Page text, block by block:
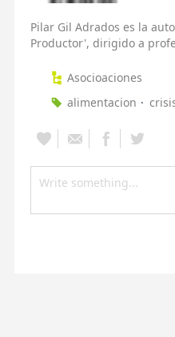
Pilar Gil Adrados es la
Productor', dirigido a
Asocioaciones
alimentacion